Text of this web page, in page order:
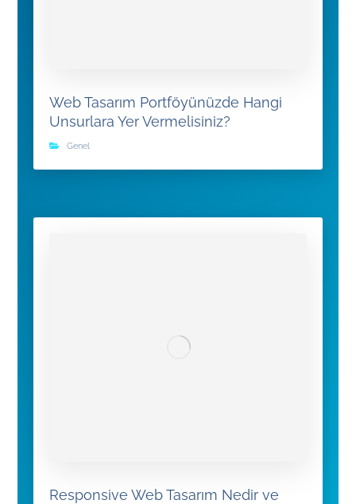
Web Tasarım Portföyünüzde Hangi
Unsurlara Yer Vermelisiniz?
Genel
Responsive Web Tasarım Nedir ve